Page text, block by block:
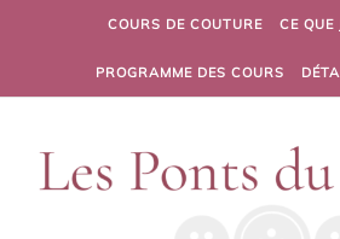
Skip to contentCOURS DE COUTURE CE QUE
PROGRAMME DES COURS